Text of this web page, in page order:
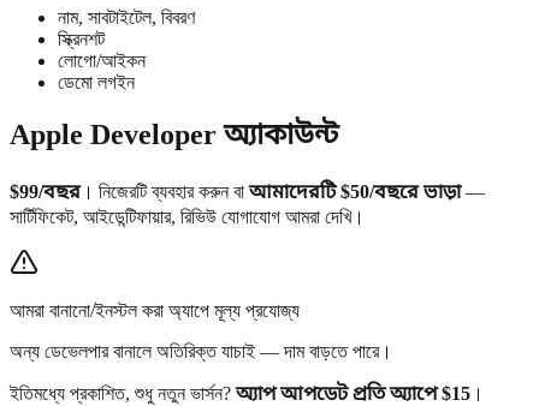
নাম, সাবটাইটেল, বিবরণ
স্ক্রিনশট
লোগো/আইকন
ডেমো লগইন
Apple Developer অ্যাকাউন্ট
$99/বছর। নিজেরটি ব্যবহার করুন বাআমাদেরটি $50/বছরে ভাড়া—
সার্টিফিকেট, আইডেন্টিফায়ার, রিভিউ যোগাযোগ আমরা দেখি।
আমরা বানানো/ইনস্টল করা অ্যাপে মূল্য প্রযোজ্য
অন্য ডেভেলপার বানালে অতিরিক্ত যাচাই — দাম বাড়তে পারে।
ইতিমধ্যে প্রকাশিত, শুধু নতুন ভার্সন?অ্যাপ আপডেট প্রতি অ্যাপে $15 ।